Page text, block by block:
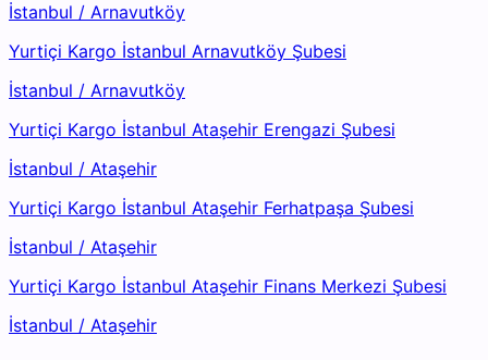
İstanbul / Arnavutköy
Yurtiçi Kargo İstanbul Arnavutköy Şubesi
İstanbul / Arnavutköy
Yurtiçi Kargo İstanbul Ataşehir Erengazi Şubesi
İstanbul / Ataşehir
Yurtiçi Kargo İstanbul Ataşehir Ferhatpaşa Şubesi
İstanbul / Ataşehir
Yurtiçi Kargo İstanbul Ataşehir Finans Merkezi Şubesi
İstanbul / Ataşehir